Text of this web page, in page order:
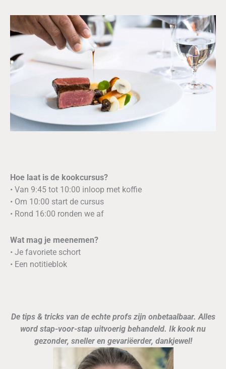
Hoe laat is de kookcursus?
• Van 9:45 tot 10:00 inloop met koffie
• Om 10:00 start de cursus
• Rond 16:00 ronden we af
Wat mag je meenemen?
• Je favoriete schort
• Een notitieblok
De tips & tricks van de echte profs zijn onbetaalbaar. Alles
word stap-voor-stap uitvoerig behandeld. Ik kook nu
gezonder, sneller en gevariëerder, dankjewel!